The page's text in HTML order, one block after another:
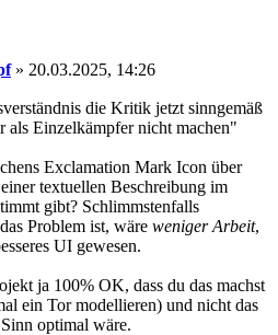
» 20.03.2025, 14:26
die Kritik jetzt sinngemäß
Einzelkämpfer nicht machen"
Exclamation Mark Icon über
textuellen Beschreibung im
gibt? Schlimmstenfalls
Problem ist, wäre weniger Arbeit,
UI gewesen.
ja 100% OK, dass du das machst
ein Tor modellieren) und nicht das
optimal wäre.